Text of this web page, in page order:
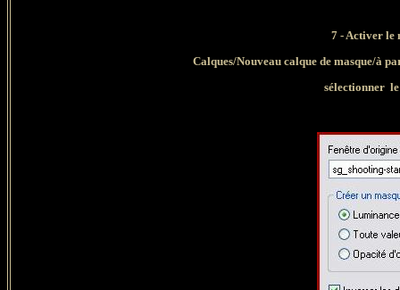
7 - Activer le
Calques/Nouveau calque de masque/à
sélectionner